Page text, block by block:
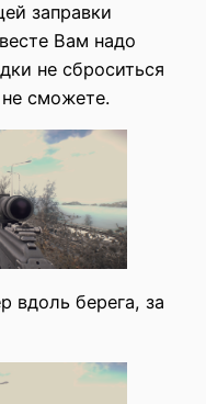
заправки
Вам надо
не сброситься
сможете.
вдоль берега, за